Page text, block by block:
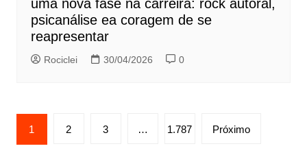
uma nova fase na carreira: rock autoral,
psicanálise ea coragem de se
reapresentar
Rociclei 30/04/2026 0
Paginação
de
1 2 3 … 1.787 Próximo